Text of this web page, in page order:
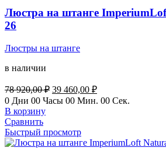
Люстра на штанге
26
Люстры на штанге
в наличии
78 920,00₽ Первоначальная
цена
920,00 ₽.
39 460,00 ₽Текущая
цена:
0 Дни 00 Часы 00 Мин. 00 Сек.
В корзину
Сравнить
Быстрый просмотр